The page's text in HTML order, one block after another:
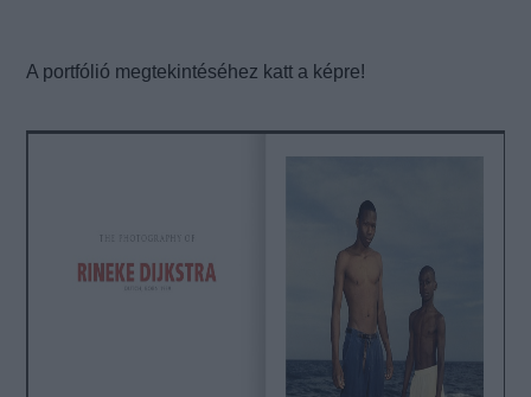
A portfólió megtekintéséhez katt a képre!